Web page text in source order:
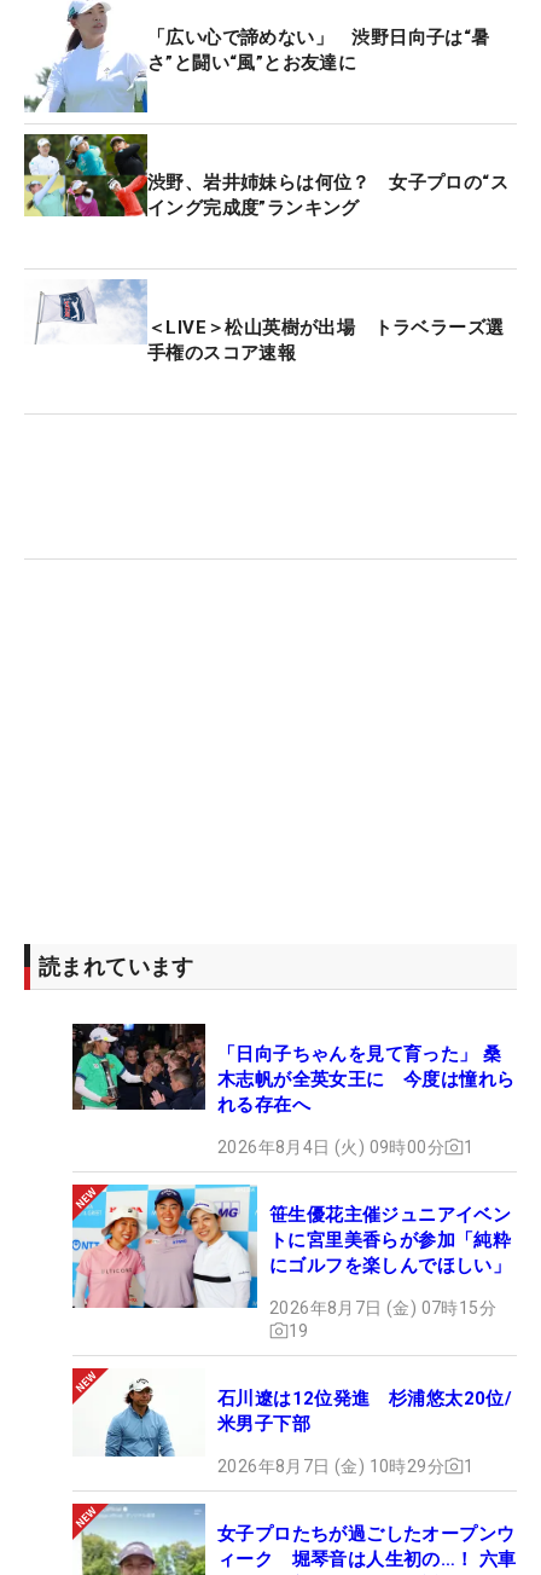
桑木志帆：3時49分
勝みなみ：4時11分
馬場咲希：4時22分
■10番スタート
吉田優利：21時16分
岩井明愛、畑岡奈紗：21時49分
河本結：3時11分
笹生優花：3時55分
古江彩佳：4時17分
「広い心で諦めない」 渋野日向子は“暑
さ”と闘い“風”とお友達に
渋野、岩井姉妹らは何位？ 女子プロの“ス
イング完成度”ランキング
＜LIVE＞松山英樹が出場 トラベラーズ選
手権のスコア速報
読まれています
「日向子ちゃんを見て育った」 桑
木志帆が全英女王に 今度は憧れら
れる存在へ
2026年8月4日 (火) 09時00分 1
笹生優花主催ジュニアイベン
トに宮里美香らが参加「純粋
にゴルフを楽しんでほしい」
2026年8月7日 (金) 07時15分
19
石川遼は12位発進 杉浦悠太20位/
米男子下部
2026年8月7日 (金) 10時29分 1
女子プロたちが過ごしたオープンウ
ィーク 堀琴音は人生初の…！ 六車